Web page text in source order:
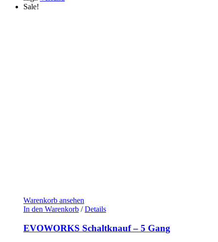
Sale!
Warenkorb ansehen
In den Warenkorb / Details
EVOWORKS Schaltknauf – 5 Gang